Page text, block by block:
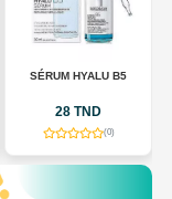
SÉRUM HYALU B5
28 TND
(0)